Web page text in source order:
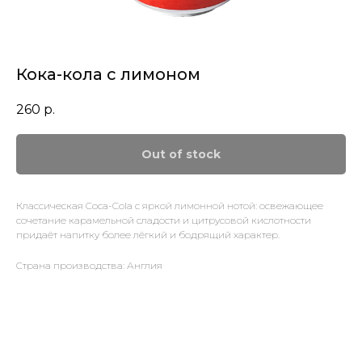
Кока-кола с лимоном
260 р.
Out of stock
Классическая Coca-Cola с яркой лимонной нотой: освежающее
сочетание карамельной сладости и цитрусовой кислотности
придаёт напитку более лёгкий и бодрящий характер.
Страна производства: Англия